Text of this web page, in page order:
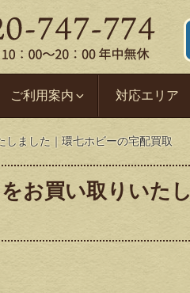
ご利用案内 対応エリア
しました｜環七ホビーの宅配買取
お買い取りいたし